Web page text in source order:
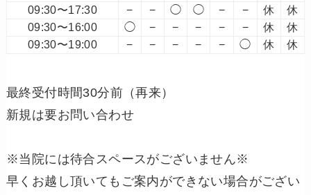
09:30〜17:30
− − ◯ ◯ − − 休
休
09:30〜16:00
◯ − − − − − 休
休
09:30〜19:00
− − − − − ◯ 休 休
最終受付時間30分前（再来）
新規は要お問い合わせ
※当院には待合スペースがございません※
早くお越し頂いてもご案内ができない場合がござい